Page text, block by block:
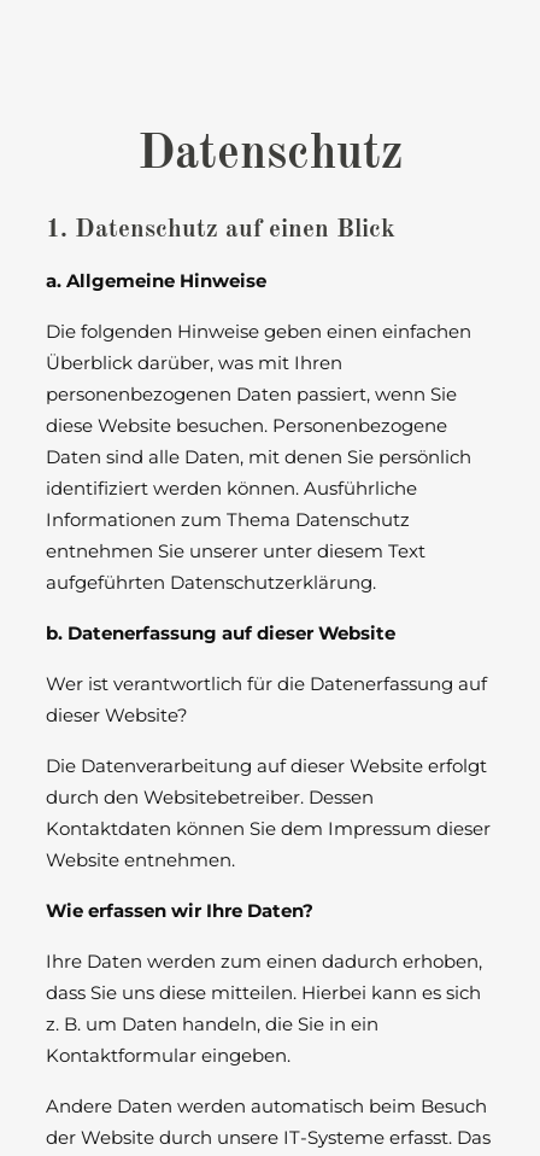
Datenschutz
1. Datenschutz auf einen Blick
a. Allgemeine Hinweise
Die folgenden Hinweise geben einen einfachen
Überblick darüber, was mit Ihren
personenbezogenen Daten passiert, wenn Sie
diese Website besuchen. Personenbezogene
Daten sind alle Daten, mit denen Sie persönlich
identifiziert werden können. Ausführliche
Informationen zum Thema Datenschutz
entnehmen Sie unserer unter diesem Text
aufgeführten Datenschutzerklärung.
b. Datenerfassung auf dieser Website
Wer ist verantwortlich für die Datenerfassung auf
dieser Website?
Die Datenverarbeitung auf dieser Website erfolgt
durch den Websitebetreiber. Dessen
Kontaktdaten können Sie dem Impressum dieser
Website entnehmen.
Wie erfassen wir Ihre Daten?
Ihre Daten werden zum einen dadurch erhoben,
dass Sie uns diese mitteilen. Hierbei kann es sich
z. B. um Daten handeln, die Sie in ein
Kontaktformular eingeben.
Andere Daten werden automatisch beim Besuch
der Website durch unsere IT-Systeme erfasst. Das